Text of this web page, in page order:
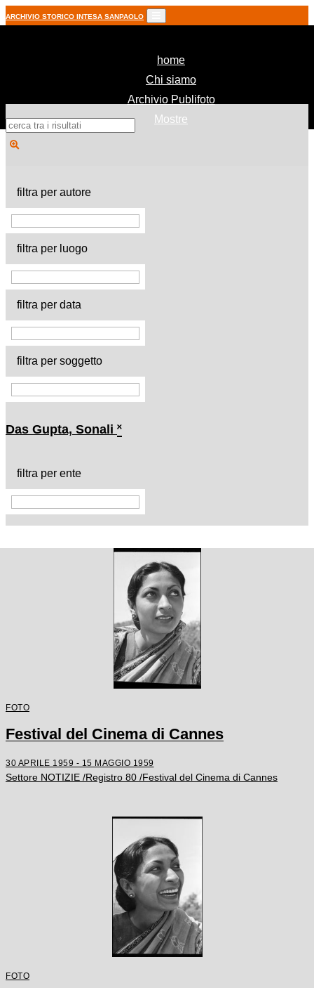
ARCHIVIO STORICO INTESA SANPAOLO
home(current)
Chi siamo
Archivio Publifoto
Mostre
filtra per autore
filtra per luogo
filtra per data
filtra per soggetto
Das Gupta, Sonali ˟
filtra per ente
FOTO
Festival del Cinema di Cannes
30 APRILE 1959 - 15 MAGGIO 1959
Settore NOTIZIE /Registro 80 /Festival del Cinema di Cannes
FOTO